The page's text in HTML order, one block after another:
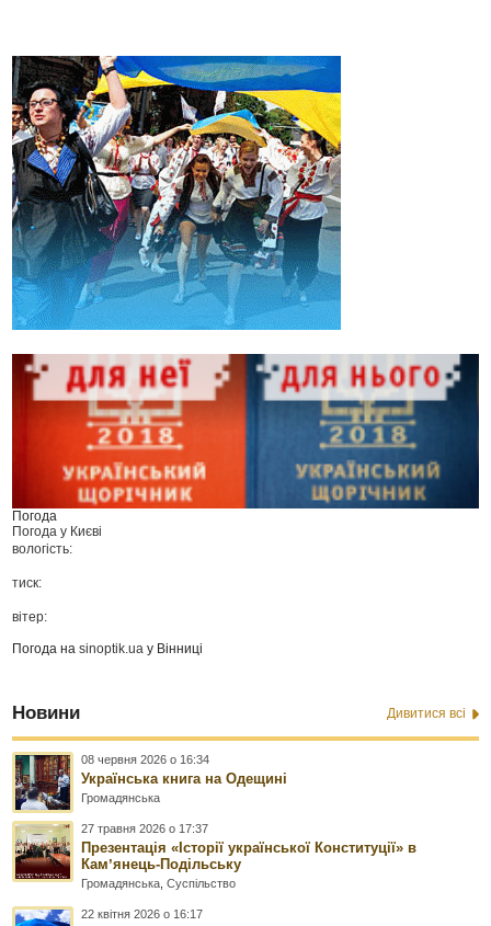
Погода
Погода у Києві
вологість:
тиск:
вітер:
Погода наsinoptik.ua у Вінниці
Новини Дивитися всі
08 червня 2026 о 16:34
Українська книга на Одещині
Громадянська
27 травня 2026 о 17:37
Презентація «Історії української Конституції» в
Камʼянець-Подільську
Громадянська ,Суспільство
22 квітня 2026 о 16:17